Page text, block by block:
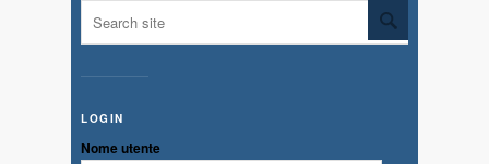
LOGIN
Nome utente